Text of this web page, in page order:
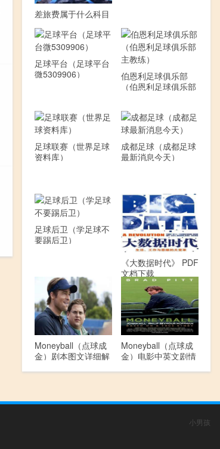
差旅费属于什么科目
足球平台（足球平台
微5309906）
伯恩利足球俱乐部
（伯恩利足球俱乐部
足球联赛（世界足球
资料库）
成都足球（成都足球
最新消息今天）
足球后卫（学足球不
要踢后卫）
《大数据时代》 PDF
文档下载
Moneyball（点球成
金）剧本图文详细解
Moneyball（点球成
金）电影中英文剧情
小男孩